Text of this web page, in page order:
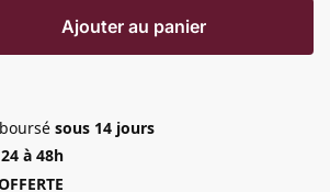
Ajouter au panier
sous 14 jours
à 48h